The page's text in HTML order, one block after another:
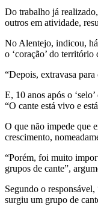
Do trabalho já
outros em atividade,
No Alentejo, indicou,
o ‘coração’ do
“Depois, extravasa
E, 10 anos após o
“O cante está vivo e
O que não impede que
crescimento,
“Porém, foi muito
grupos de cante”,
Segundo o
surgiu um grupo de